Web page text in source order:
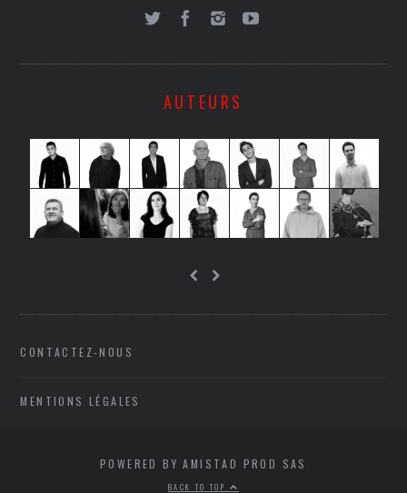
AUTEURS
CONTACTEZ-NOUS
MENTIONS LÉGALES
POWERED BY AMISTAD PROD SAS
BACK TO TOP